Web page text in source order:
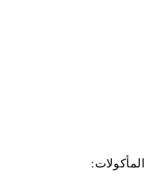
المأكولات: